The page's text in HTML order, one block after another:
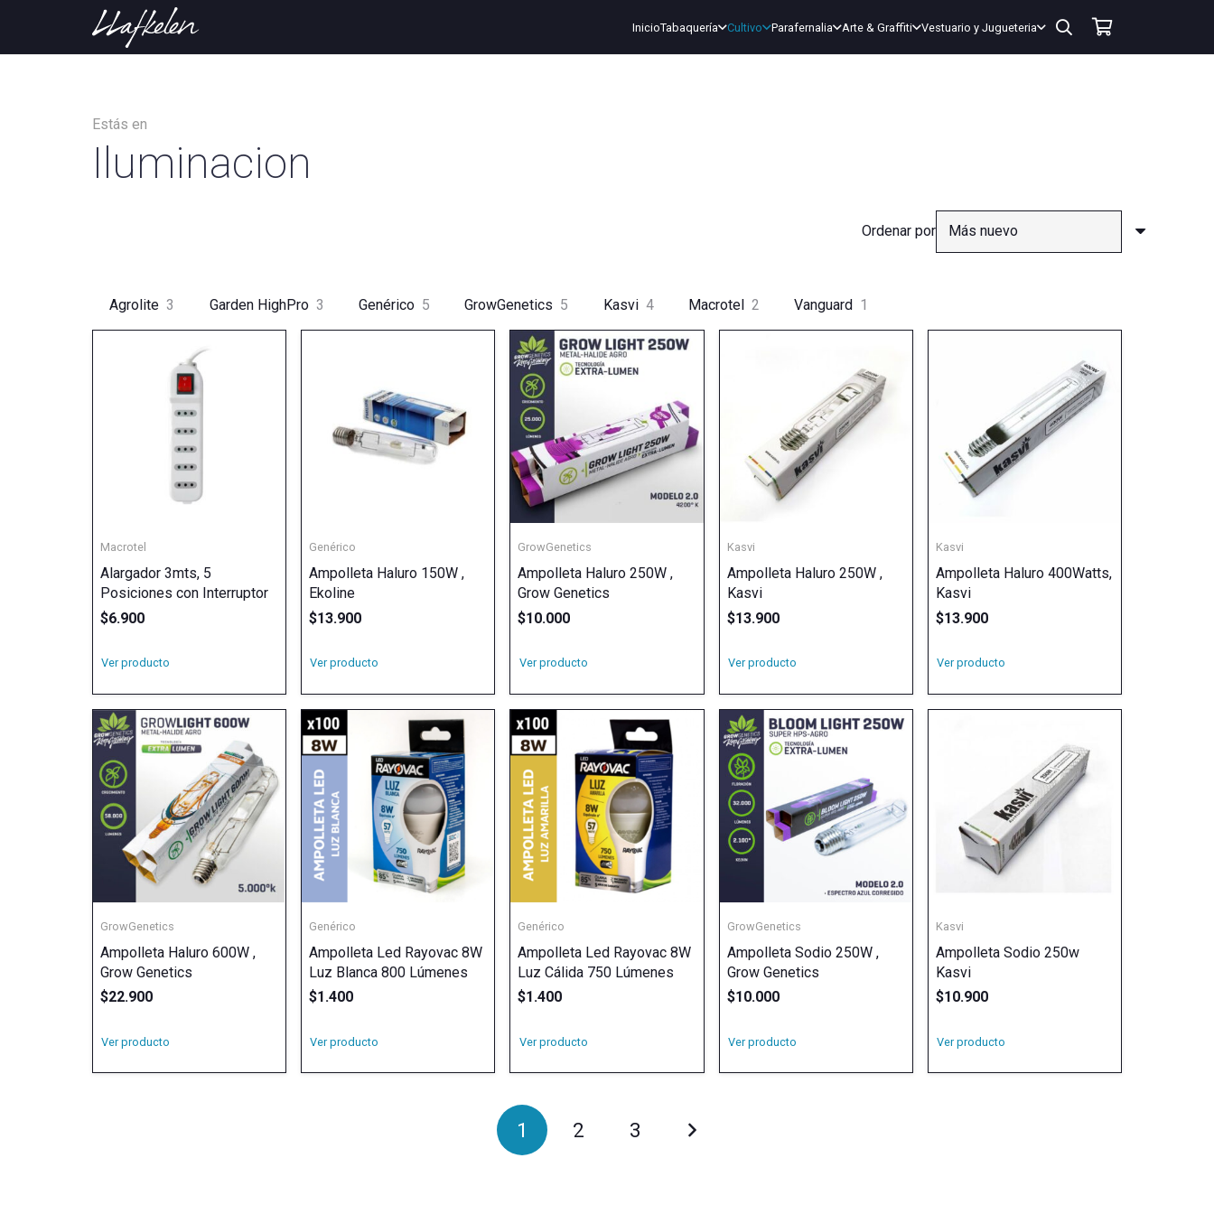
InicioTabaquería Cultivo Parafernalia Arte & Graffiti Vestuario y Jugueteria
Estás en
Iluminacion
Ordenar por
Agrolite 3 Garden HighPro 3 Genérico 5 GrowGenetics 5 Kasvi 4 Macrotel 2 Vanguard 1
Macrotel
Alargador 3mts, 5
Posiciones con Interruptor
$6.900
Ver producto
Genérico
Ampolleta Haluro 150W ,
Ekoline
$13.900
Ver producto
GrowGenetics
Ampolleta Haluro 250W ,
Grow Genetics
$10.000
Ver producto
Kasvi
Ampolleta Haluro 250W ,
Kasvi
$13.900
Ver producto
Kasvi
Ampolleta Haluro 400Watts,
Kasvi
$13.900
Ver producto
GrowGenetics
Ampolleta Haluro 600W ,
Grow Genetics
$22.900
Ver producto
Genérico
Ampolleta Led Rayovac 8W
Luz Blanca 800 Lúmenes
$1.400
Ver producto
Genérico
Ampolleta Led Rayovac 8W
Luz Cálida 750 Lúmenes
$1.400
Ver producto
GrowGenetics
Ampolleta Sodio 250W ,
Grow Genetics
$10.000
Ver producto
Kasvi
Ampolleta Sodio 250w
Kasvi
$10.900
Ver producto
1 2 3